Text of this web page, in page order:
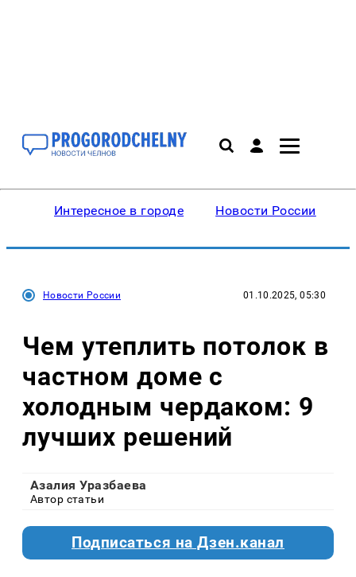
Интересное в городе Новости России
Новости России 01.10.2025, 05:30
Чем утеплить потолок в
частном доме с
холодным чердаком: 9
лучших решений
Азалия Уразбаева
Автор статьи
Подписаться на Дзен.канал